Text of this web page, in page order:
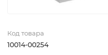
Код товара
10014-00254